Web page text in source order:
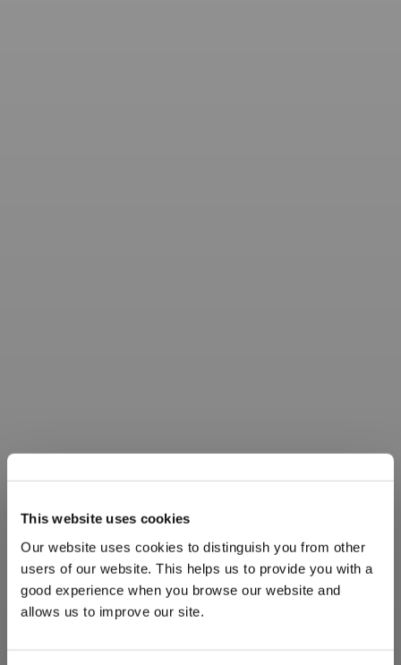
This website uses cookies
Our website uses cookies to distinguish you from other
users of our website. This helps us to provide you with a
good experience when you browse our website and
allows us to improve our site.